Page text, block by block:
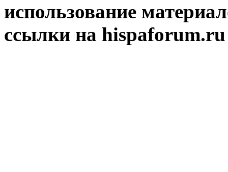
использование
ссылки на hispaforum.ru